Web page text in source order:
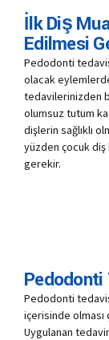
İlk Diş
Edilmesi
Pedodonti
olacak
tedavilerinizden
olumsuz tutum
dişlerin sağlıklı
yüzden çocuk diş
gerekir.
Pedodonti
Pedodonti
içerisinde olması
Uygulanan